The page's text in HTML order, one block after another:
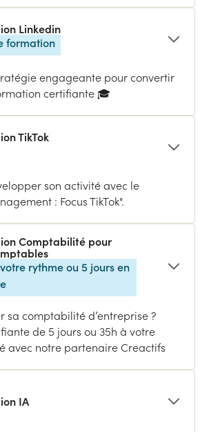
Linkedin
formation
engageante pour convertir
certifiante 🎓
TikTok
son activité avec le
: Focus TikTok".
Comptabilité pour
rythme ou 5 jours en
sa comptabilité d’entreprise ?
de 5 jours ou 35h à votre
avec notre partenaire Creactifs
IA